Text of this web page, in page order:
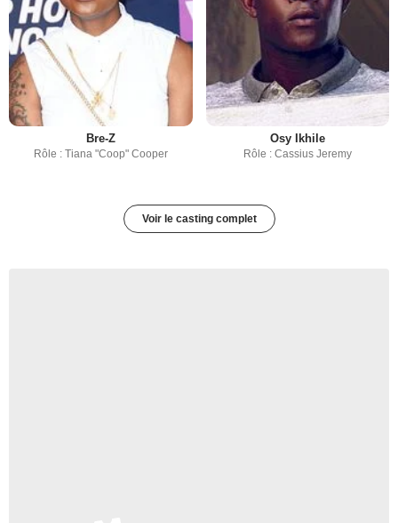
Bre-Z
Rôle : Tiana "Coop" Cooper
Osy Ikhile
Rôle : Cassius Jeremy
Voir le casting complet